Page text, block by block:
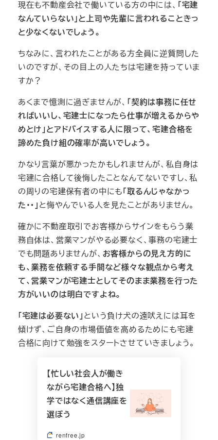
現在も不動産会社で働いている方の中には、 「宅建
なんていらない」と上司や先輩に言われることきっ
と少なくないでしょう。
ちなみに、言われたことがある方全員に逆質問した
いのですが、その目上の人たちは宅建を持っていま
すか？
あくまで憶測に過ぎませんが、 「契約は事務に任せ
ればいいし、宅建士になったら仕事が増えるからや
めとけ」とアドバイスする人に限って、宅建合格を
諦めた負け組の確率が高いでしょう。
かなり言葉が悪かったかもしれませんが、私自身は
宅建に合格して後悔したことなんてないですし、私
の周りの宅建保有者の中にも「取るんじゃなかっ
た・・」と悔やんでいる人を見たことがありません。
確かに不動産取引でお客様からサインをもらう業
務自体は、営業マンがやる必要なく、事務の宅建士
でも問題ありませんが、 お客様からの見え方的に
も、業務を依頼する手間など様々な観点から考え
て、営業マンが宅建士としてそのまま業務を行った
方がいいのは明白ですよね。
「宅建は必要ない」という負け犬の遠吠えには耳を
傾けず、ご自身の市場価値を高めるためにも宅建
合格に向けて勉強をスタートさせていきましょう。
【忙しい社会人が働き
ながら宅建合格へ】独
学ではなく通信講座を
選ぼう
renfree.jp